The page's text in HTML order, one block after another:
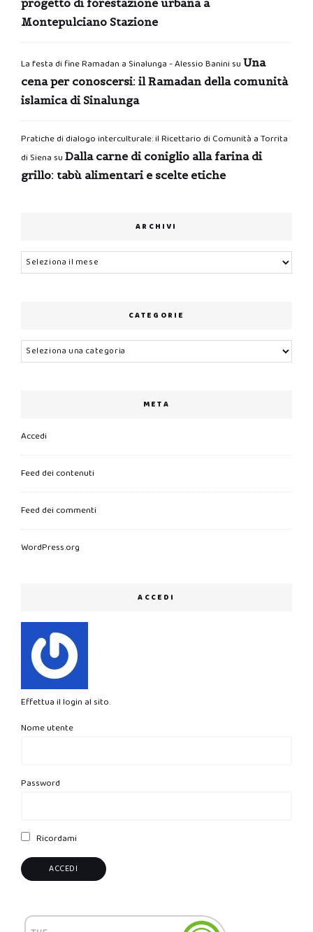
Montepulciano Stazione
La festa di fine Ramadan a Sinalunga - Alessio Banini su Una
cena per conoscersi: il Ramadan della comunità
islamica di Sinalunga
Pratiche di dialogo interculturale: il Ricettario di Comunità a Torrita
di Siena su Dalla carne di coniglio alla farina di
grillo: tabù alimentari e scelte etiche
ARCHIVI
Archivi
CATEGORIE
Categorie
META
Accedi
Feed dei contenuti
Feed dei commenti
WordPress.org
ACCEDI
Effettua il login al sito.
Nome utente
Password
Ricordami